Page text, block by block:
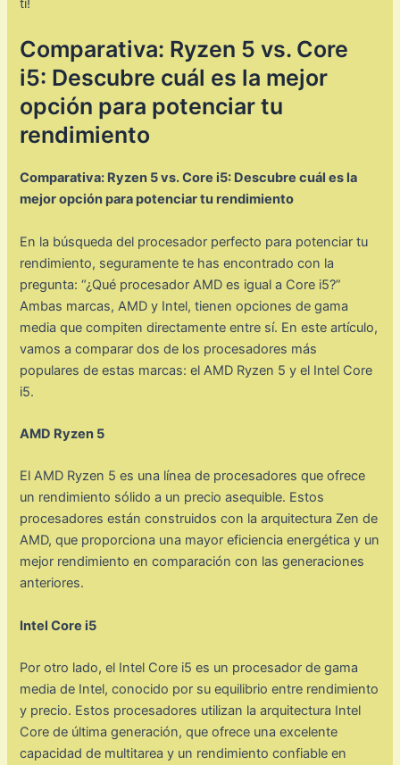
ti!
Comparativa: Ryzen 5 vs. Core
i5: Descubre cuál es la mejor
opción para potenciar tu
rendimiento
Comparativa: Ryzen 5 vs. Core i5: Descubre cuál es la
mejor opción para potenciar tu rendimiento
En la búsqueda del procesador perfecto para potenciar tu
rendimiento, seguramente te has encontrado con la
pregunta: “¿Qué procesador AMD es igual a Core i5?”
Ambas marcas, AMD y Intel, tienen opciones de gama
media que compiten directamente entre sí. En este artículo,
vamos a comparar dos de los procesadores más
populares de estas marcas: el AMD Ryzen 5 y el Intel Core
i5.
AMD Ryzen 5
El AMD Ryzen 5 es una línea de procesadores que ofrece
un rendimiento sólido a un precio asequible. Estos
procesadores están construidos con la arquitectura Zen de
AMD, que proporciona una mayor eficiencia energética y un
mejor rendimiento en comparación con las generaciones
anteriores.
Intel Core i5
Por otro lado, el Intel Core i5 es un procesador de gama
media de Intel, conocido por su equilibrio entre rendimiento
y precio. Estos procesadores utilizan la arquitectura Intel
Core de última generación, que ofrece una excelente
capacidad de multitarea y un rendimiento confiable en